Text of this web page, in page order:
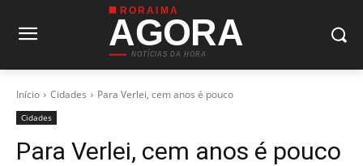
RORAIMA
AGORA
NOTÍCIAS DA HORA
Início Cidades Para Verlei, cem anos é pouco
Cidades
Para Verlei, cem anos é pouco